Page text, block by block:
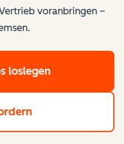
voranbringen –
loslegen